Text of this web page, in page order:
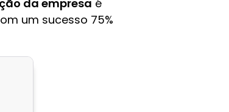
da empresa é
um sucesso 75%